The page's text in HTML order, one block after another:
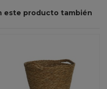
este producto también